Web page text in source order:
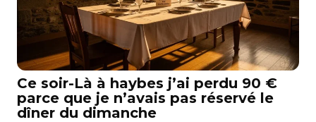
Ce soir-Là à haybes j’ai perdu 90 €
parce que je n’avais pas réservé le
dîner du dimanche